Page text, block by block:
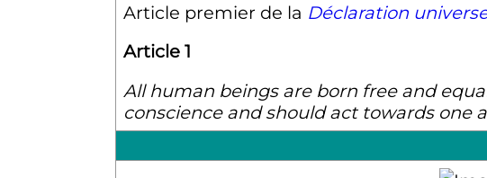
Article premier de la Déclaration
Article 1
All human beings are born free and
conscience and should act towards one